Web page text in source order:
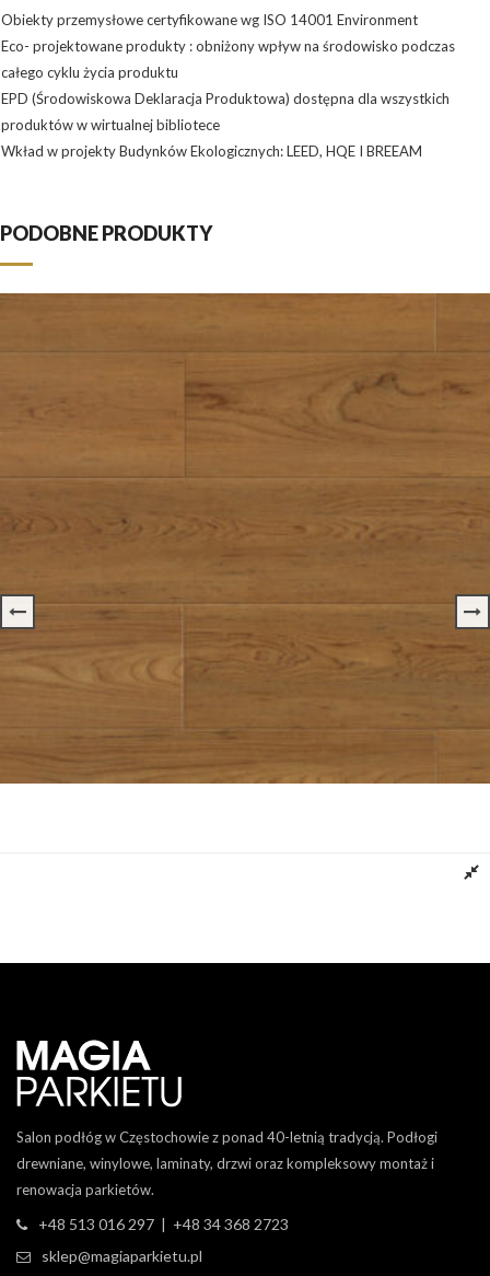
Obiekty przemysłowe certyfikowane wg ISO 14001 Environment
Eco- projektowane produkty : obniżony wpływ na środowisko podczas
całego cyklu życia produktu
EPD (Środowiskowa Deklaracja Produktowa) dostępna dla wszystkich
produktów w wirtualnej bibliotece
Wkład w projekty Budynków Ekologicznych: LEED, HQE I BREEAM
PODOBNE PRODUKTY
Salon podłóg w Częstochowie z ponad 40-letnią tradycją. Podłogi
drewniane, winylowe, laminaty, drzwi oraz kompleksowy montaż i
renowacja parkietów.
+48 513 016 297 | +48 34 368 2723
sklep@magiaparkietu.pl